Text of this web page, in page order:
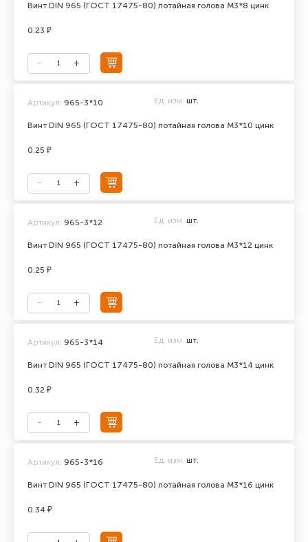
Винт DIN 965 (ГОСТ 17475-80) потайная голова М3*8 цинк
0.23 ₽
Винт DIN 965 (ГОСТ 17475-80) потайная голова М3*10 цинк
Артикул: 965-3*10 Ед. изм. шт.
0.25 ₽
Винт DIN 965 (ГОСТ 17475-80) потайная голова М3*12 цинк
Артикул: 965-3*12 Ед. изм. шт.
0.25 ₽
Винт DIN 965 (ГОСТ 17475-80) потайная голова М3*14 цинк
Артикул: 965-3*14 Ед. изм. шт.
0.32 ₽
Винт DIN 965 (ГОСТ 17475-80) потайная голова М3*16 цинк
Артикул: 965-3*16 Ед. изм. шт.
0.34 ₽